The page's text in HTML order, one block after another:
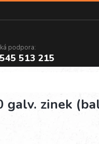
podpora:
513 215
galv. zinek